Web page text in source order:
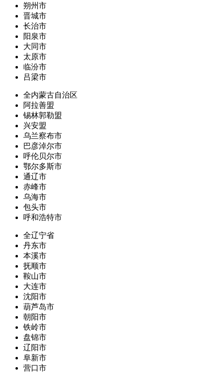
朔州市
晋城市
长治市
阳泉市
大同市
太原市
临汾市
吕梁市
全内蒙古自治区
阿拉善盟
锡林郭勒盟
兴安盟
乌兰察布市
巴彦淖尔市
呼伦贝尔市
鄂尔多斯市
通辽市
赤峰市
乌海市
包头市
呼和浩特市
全辽宁省
丹东市
本溪市
抚顺市
鞍山市
大连市
沈阳市
葫芦岛市
朝阳市
铁岭市
盘锦市
辽阳市
阜新市
营口市